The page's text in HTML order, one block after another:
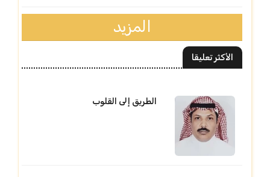
المزيد
الأكثر تعليقا
الطريق إلى القلوب